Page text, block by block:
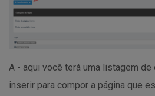
A - aqui você terá uma listagem
inserir para compor a página que